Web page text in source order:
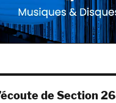
de Section 26